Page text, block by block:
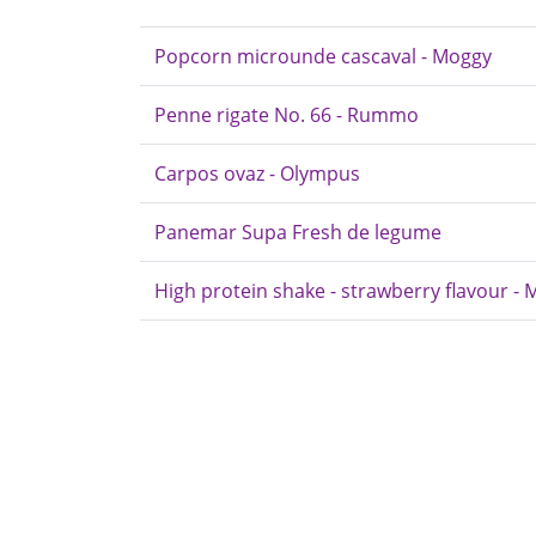
Popcorn microunde cascaval - Moggy
Penne rigate No. 66 - Rummo
Carpos ovaz - Olympus
Panemar Supa Fresh de legume
High protein shake - strawberry flavour -